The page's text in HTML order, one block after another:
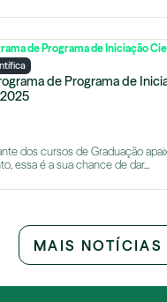
de Programa de
dos cursos de Graduação
essa é a sua chance de dar...
MAIS NOTÍCIAS